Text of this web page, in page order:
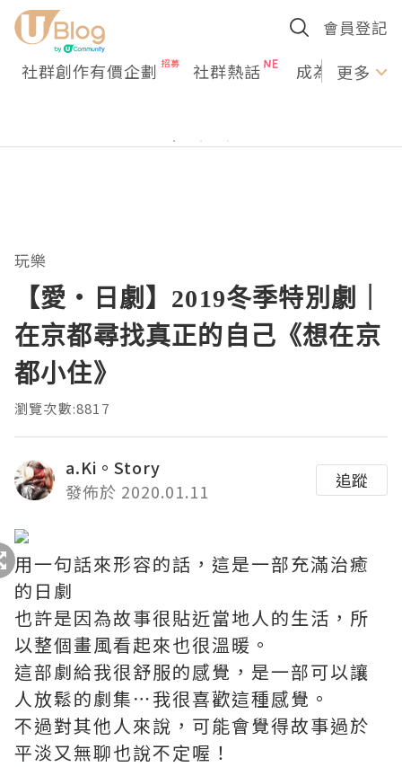
會員登記
社群創作有價企劃 社群熱話 成為U更多
玩樂
【愛・日劇】2019冬季特別劇｜
在京都尋找真正的自己《想在京
都小住》
瀏覽次數:8817
a.Ki。Story
發佈於 2020.01.11
追蹤
用一句話來形容的話，這是一部充滿治癒
的日劇
也許是因為故事很貼近當地人的生活，所
以整個畫風看起來也很溫暖。
這部劇給我很舒服的感覺，是一部可以讓
人放鬆的劇集⋯我很喜歡這種感覺。
不過對其他人來說，可能會覺得故事過於
平淡又無聊也說不定喔！